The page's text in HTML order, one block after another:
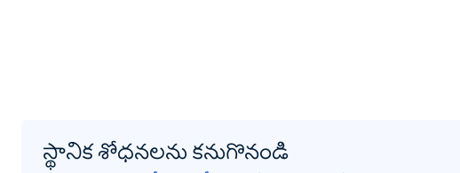
స్థానిక శోధనలను కనుగొనండి